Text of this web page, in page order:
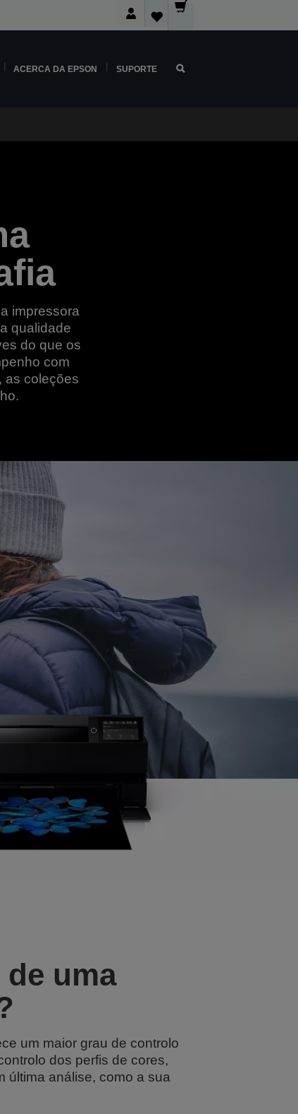
ACERCA DA EPSON SUPORTE
impressora
qualidade
do que os
com
as coleções
uma
um maior grau de controlo
dos perfis de cores,
última análise, como a sua